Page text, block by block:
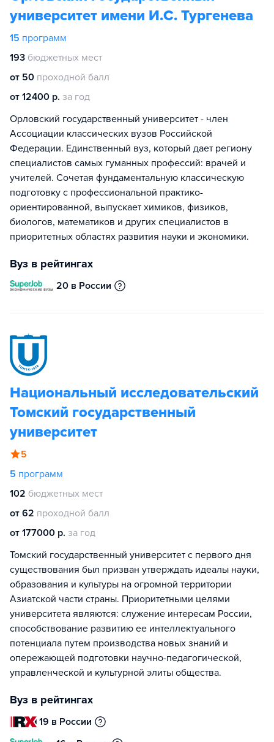
университет имени И.С. Тургенева
15 программ
193 бюджетных мест
от 50 проходной балл
от 12400 р. за год
Орловский государственный университет - член
Ассоциации классических вузов Российской
Федерации. Единственный вуз, который дает региону
специалистов самых гуманных профессий: врачей и
учителей. Сочетая фундаментальную классическую
подготовку с профессиональной практико-
ориентированной, выпускает химиков, физиков,
биологов, математиков и других специалистов в
приоритетных областях развития науки и экономики.
Вуз в рейтингах
20 в России
Национальный исследовательский
Томский государственный
университет
5
5 программ
102 бюджетных мест
от 62 проходной балл
от 177000 р. за год
Томский государственный университет с первого дня
существования был призван утверждать идеалы науки,
образования и культуры на огромной территории
Азиатской части страны. Приоритетными целями
университета являются: служение интересам России,
способствование развитию ее интеллектуального
потенциала путем производства новых знаний и
опережающей подготовки научно-педагогической,
управленческой и культурной элиты общества.
Вуз в рейтингах
19 в России